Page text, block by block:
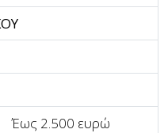
Έως 2.500 ευρώ